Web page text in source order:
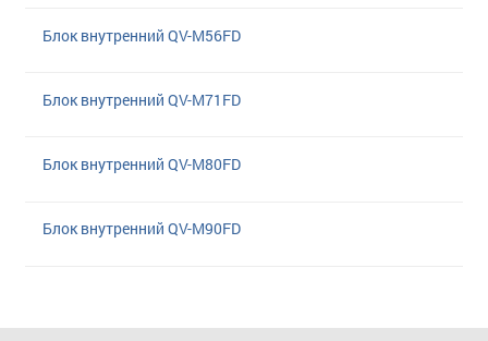
Блок внутренний QV-M56FD
Блок внутренний QV-M71FD
Блок внутренний QV-M80FD
Блок внутренний QV-M90FD